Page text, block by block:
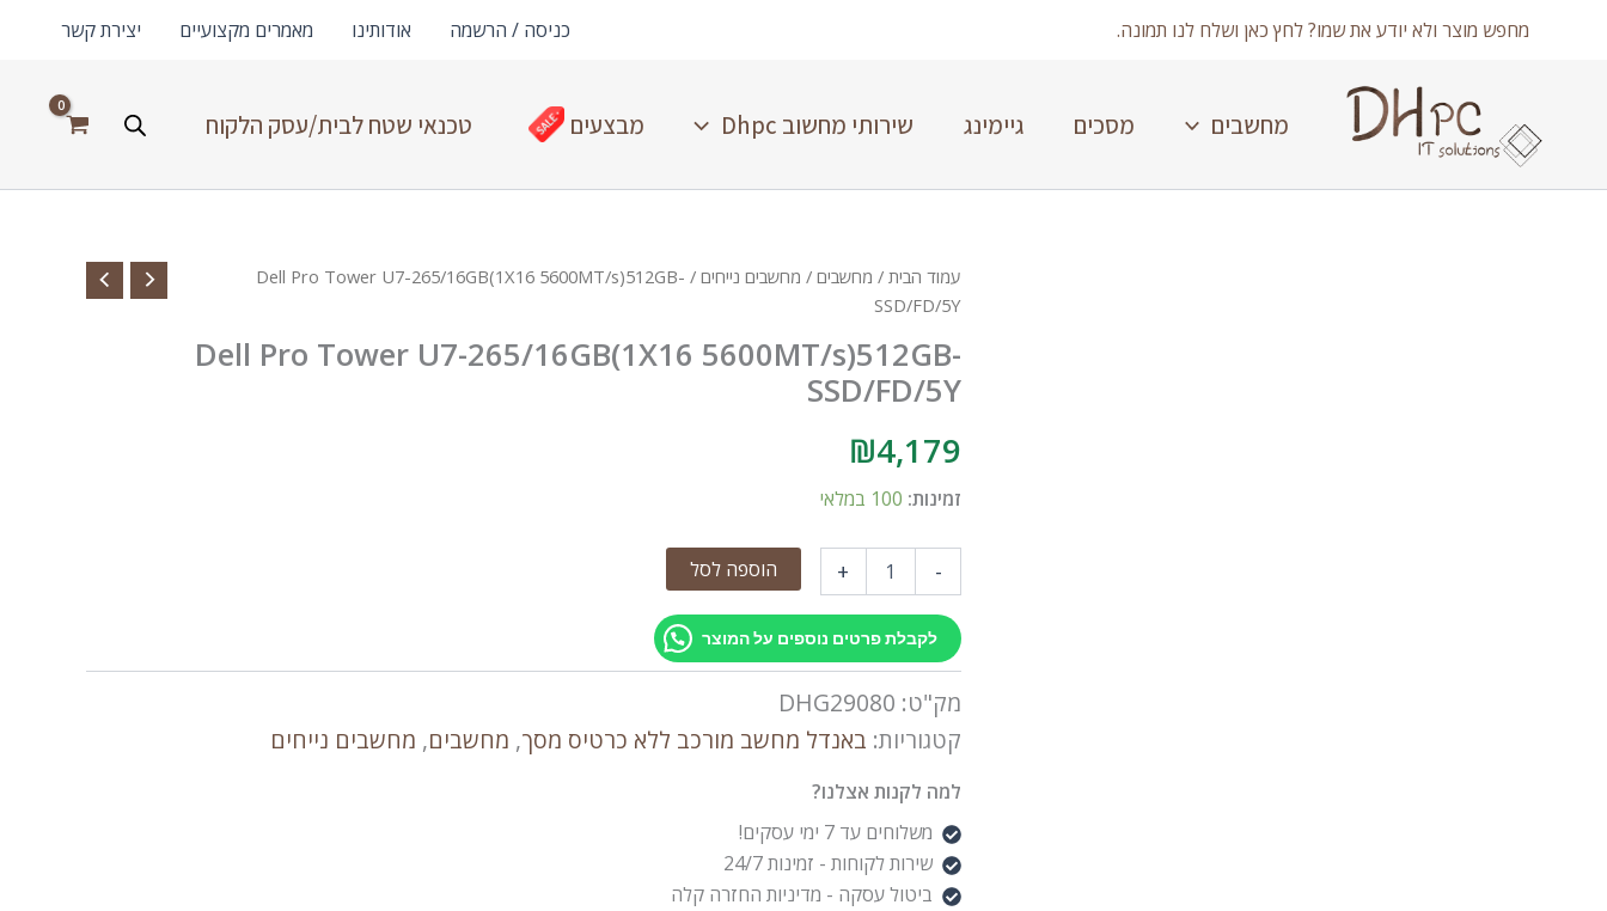
מחפש מוצר ולא יודע את שמו? לחץ כאן ושלח לנו תמונה. כניסה / הרשמה אודותינו מאמרים מקצועיים יצירת קשר
מחשבים מסכים גיימינג שירותי מחשוב Dhpc מבצעים טכנאי שטח לבית/עסק הלקוח
עמוד הבית / מחשבים / מחשבים נייחים
/ Dell Pro Tower U7-265/16GB(1X16 5600MT/s)512GB-
SSD/FD/5Y
Dell Pro Tower U7-265/16GB(1X16 5600MT/s)512GB-
SSD/FD/5Y
₪4,179
זמינות: 100 במלאי
-
+ הוספה לסל
לקבלת פרטים נוספים על המוצר
מק"ט: DHG29080
קטגוריות: באנדל מחשב מורכב ללא כרטיס מסך, מחשבים, מחשבים נייחים
למה לקנות אצלנו?
משלוחים עד 7 ימי עסקים!
שירות לקוחות - זמינות 24/7
ביטול עסקה - מדיניות החזרה קלה